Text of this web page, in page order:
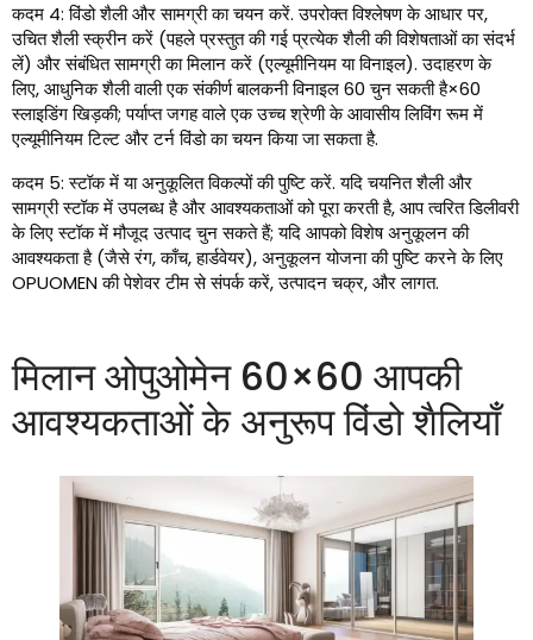
कदम 4: विंडो शैली और सामग्री का चयन करें. उपरोक्त विश्लेषण के आधार पर,
उचित शैली स्क्रीन करें (पहले प्रस्तुत की गई प्रत्येक शैली की विशेषताओं का संदर्भ
लें) और संबंधित सामग्री का मिलान करें (एल्यूमीनियम या विनाइल). उदाहरण के
लिए, आधुनिक शैली वाली एक संकीर्ण बालकनी विनाइल 60 चुन सकती है×60
स्लाइडिंग खिड़की; पर्याप्त जगह वाले एक उच्च श्रेणी के आवासीय लिविंग रूम में
एल्यूमीनियम टिल्ट और टर्न विंडो का चयन किया जा सकता है.
कदम 5: स्टॉक में या अनुकूलित विकल्पों की पुष्टि करें. यदि चयनित शैली और
सामग्री स्टॉक में उपलब्ध है और आवश्यकताओं को पूरा करती है, आप त्वरित डिलीवरी
के लिए स्टॉक में मौजूद उत्पाद चुन सकते हैं; यदि आपको विशेष अनुकूलन की
आवश्यकता है (जैसे रंग, काँच, हार्डवेयर), अनुकूलन योजना की पुष्टि करने के लिए
OPUOMEN की पेशेवर टीम से संपर्क करें, उत्पादन चक्र, और लागत.
मिलान ओपुओमेन 60×60 आपकी
आवश्यकताओं के अनुरूप विंडो शैलियाँ